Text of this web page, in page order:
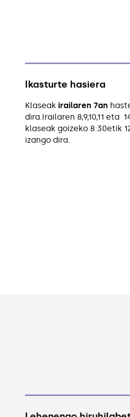
Ikasturte hasiera
Klaseak irailaren 7an
dira.Irailaren 8,9,10,11 eta
klaseak goizeko 8:30etik
izango dira.